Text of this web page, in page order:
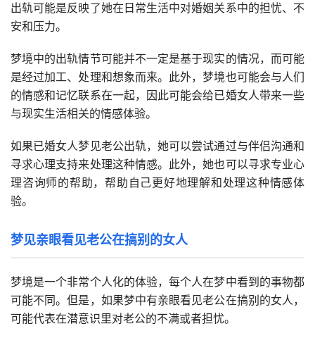
出轨可能是反映了她在日常生活中对婚姻关系中的担忧、不
安和压力。
梦境中的出轨情节可能并不一定是基于现实的情况，而可能
是经过加工、处理和想象而来。此外，梦境也可能会与人们
的情感和记忆联系在一起，因此可能会给已婚女人带来一些
与现实生活相关的情感体验。
如果已婚女人梦见老公出轨，她可以尝试通过与伴侣沟通和
寻求心理支持来处理这种情感。此外，她也可以寻求专业心
理咨询师的帮助，帮助自己更好地理解和处理这种情感体
验。
梦见亲眼看见老公在搞别的女人
梦境是一个非常个人化的体验，每个人在梦中看到的事物都
可能不同。但是，如果梦中有亲眼看见老公在搞别的女人，
可能代表在潜意识里对老公的不满或者担忧。